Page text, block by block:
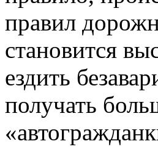
правил
становится
ездить
получать